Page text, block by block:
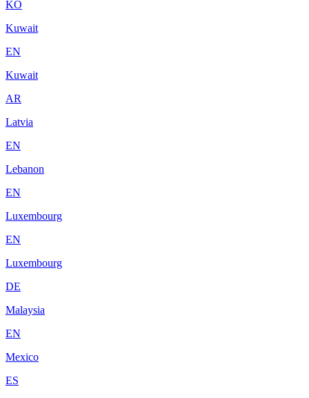
KO
Kuwait
EN
Kuwait
AR
Latvia
EN
Lebanon
EN
Luxembourg
EN
Luxembourg
DE
Malaysia
EN
Mexico
ES